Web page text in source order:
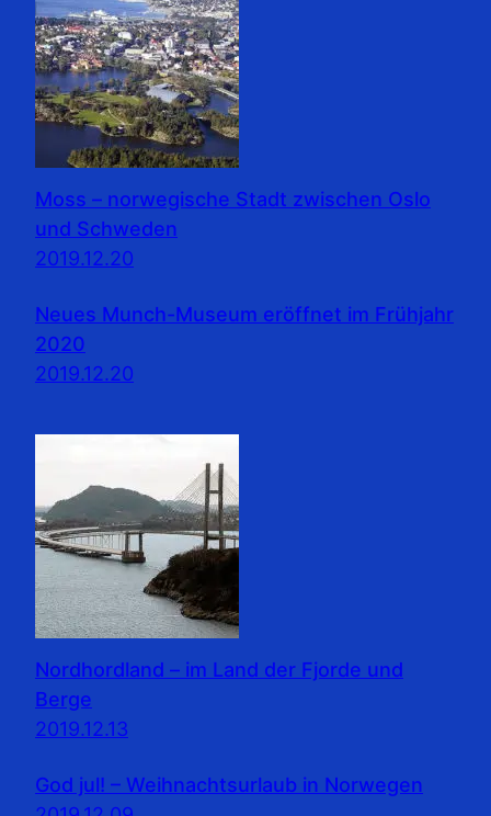
Moss – norwegische Stadt zwischen Oslo
und Schweden
2019.12.20
Neues Munch-Museum eröffnet im Frühjahr
2020
2019.12.20
Nordhordland – im Land der Fjorde und
Berge
2019.12.13
God jul! – Weihnachtsurlaub in Norwegen